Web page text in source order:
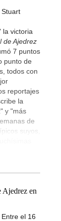
la victoria
de Ajedrez
7 puntos
punto de
todos con
reportajes
la
y "más
de
suyos,
Ajedrez en
el 16